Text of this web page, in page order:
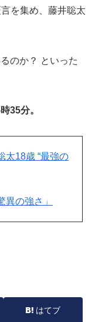
を集め、藤井聡太
のか？ といった
35分。
太18歳 “最強の
の強さ」
はてブ